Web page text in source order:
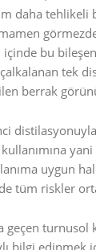
daha tehlikeli
bu
tek
berrak
uygun
tüm riskler
geçen turnusol
bilgi edinmek